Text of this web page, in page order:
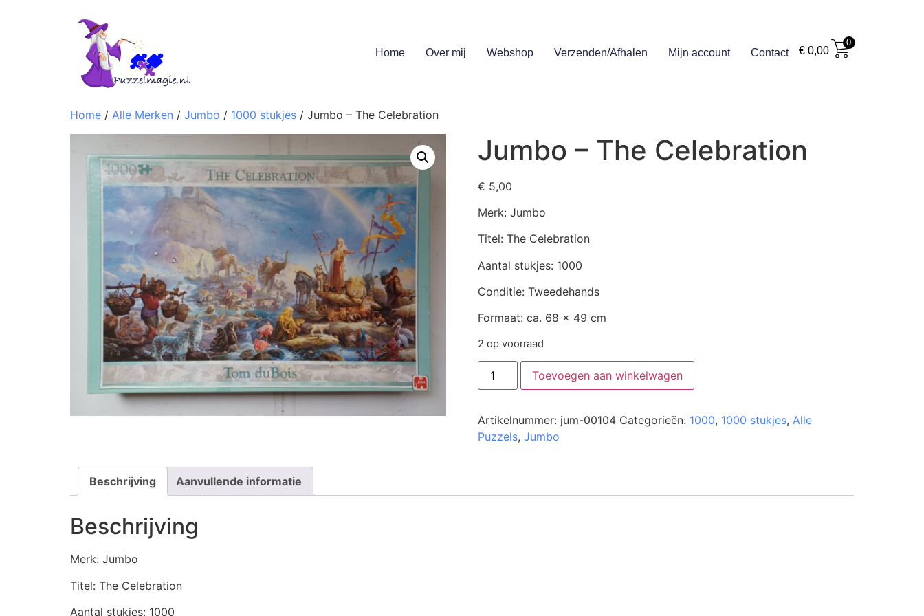
Home Over mij Webshop Verzenden/Afhalen Mijn account Contact €0,00
0
Home / Alle Merken / Jumbo / 1000 stukjes / Jumbo – The Celebration
Jumbo – The Celebration
€ 5,00
Merk: Jumbo
Titel: The Celebration
Aantal stukjes: 1000
Conditie: Tweedehands
Formaat: ca. 68 x 49 cm
2 op voorraad
Toevoegen aan winkelwagen
Artikelnummer: jum-00104 Categorieën: 1000, 1000 stukjes, Alle
Puzzels, Jumbo
Beschrijving Aanvullende informatie
Beschrijving
Merk: Jumbo
Titel: The Celebration
Aantal stukjes: 1000